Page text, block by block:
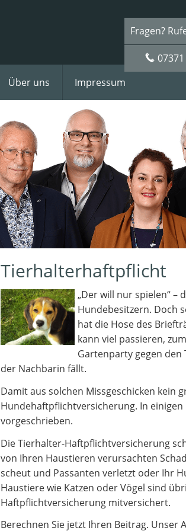
Über uns Impressum
Fragen?
Tierhalterhaftpflicht
„Der will nur spielen“ –
Hundebesitzern. Doch
hat die Hose des
kann viel passieren,
Gartenparty gegen den
der Nachbarin fällt.
Damit aus solchen Missgeschicken kein
Hundehaftpflichtversicherung. In
vorgeschrieben.
Die Tierhalter-Haftpflichtversicherung
von Ihren Haustieren verursachten
scheut und Passanten verletzt oder Ihr
Haustiere wie Katzen oder Vögel sind
Haftpflichtversicherung mitversichert.
Berechnen Sie jetzt Ihren Beitrag. Unser